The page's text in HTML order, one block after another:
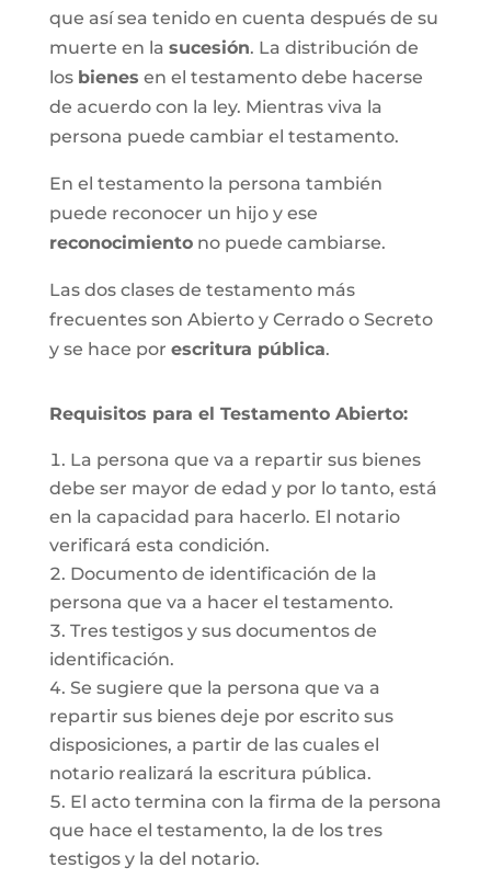
que así sea tenido en cuenta después de su
muerte en la sucesión. La distribución de
los bienes en el testamento debe hacerse
de acuerdo con la ley. Mientras viva la
persona puede cambiar el testamento.
En el testamento la persona también
puede reconocer un hijo y ese
reconocimientono puede cambiarse.
Las dos clases de testamento más
frecuentes son Abierto y Cerrado o Secreto
y se hace por escritura pública.
Requisitos para el Testamento Abierto:
La persona que va a repartir sus bienes
debe ser mayor de edad y por lo tanto, está
en la capacidad para hacerlo. El notario
verificará esta condición.
Documento de identificación de la
persona que va a hacer el testamento.
Tres testigos y sus documentos de
identificación.
Se sugiere que la persona que va a
repartir sus bienes deje por escrito sus
disposiciones, a partir de las cuales el
notario realizará la escritura pública.
El acto termina con la firma de la persona
que hace el testamento, la de los tres
testigos y la del notario.